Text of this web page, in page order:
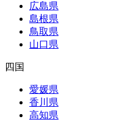
広島県
島根県
鳥取県
山口県
四国
愛媛県
香川県
高知県